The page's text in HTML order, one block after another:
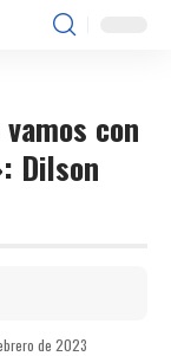
con
Dilson
de 2023